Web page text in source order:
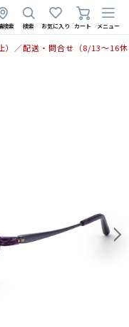
検索 検索 お気に入り カート メニュー
）／配送・問合せ（8/13〜16休